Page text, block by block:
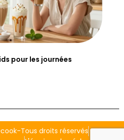
pour les journées
Tous droits réservés